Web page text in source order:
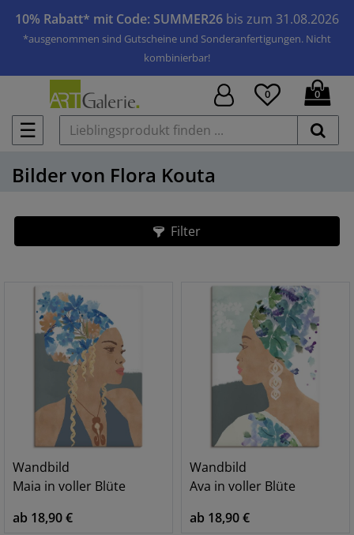
10% Rabatt* mit Code: SUMMER26 bis zum 31.08.2026
*ausgenommen sind Gutscheine und Sonderanfertigungen. Nicht
kombinierbar!
☰
0 0
Bilder von Flora Kouta
Filter
Wandbild
Maia in voller Blüte
ab 18,90 €
Wandbild
Ava in voller Blüte
ab 18,90 €